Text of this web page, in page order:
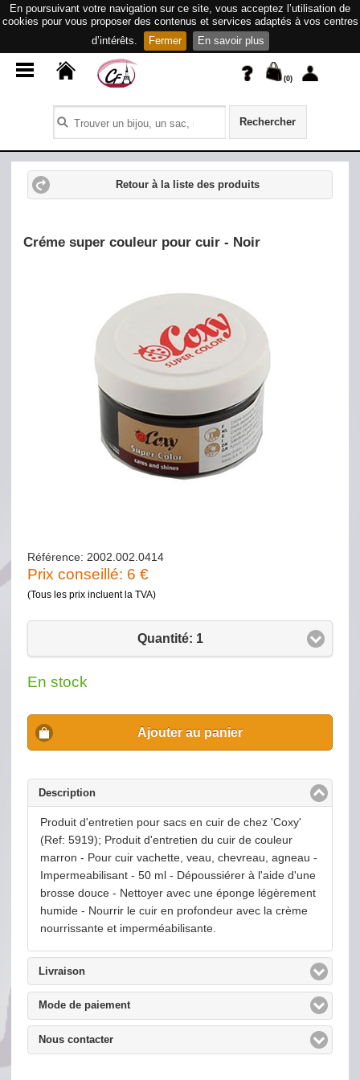
En poursuivant votre navigation sur ce site, vous acceptez l’utilisation de
cookies pour vous proposer des contenus et services adaptés à vos centres
d’intérêts.
Fermer En savoir plus
(0)
Rechercher
Retour à la liste des produits
Créme super couleur pour cuir - Noir
Référence: 2002.002.0414
Prix conseillé: 6 €
(Tous les prix incluent la TVA)
Quantité: 1
En stock
Ajouter au panier
Descriptionclick to collapse contents
Produit d'entretien pour sacs en cuir de chez 'Coxy'
(Ref: 5919); Produit d'entretien du cuir de couleur
marron - Pour cuir vachette, veau, chevreau, agneau -
Impermeabilisant - 50 ml - Dépoussiérer à l'aide d'une
brosse douce - Nettoyer avec une éponge légèrement
humide - Nourrir le cuir en profondeur avec la crème
nourrissante et imperméabilisante.
Livraisonclick to expand contents
Mode de paiementclick to expand contents
Nous contacterclick to expand contents